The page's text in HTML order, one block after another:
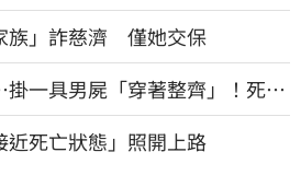
族」詐慈濟 僅她交保
一具男屍「穿著整齊」！死者
近死亡狀態」照開上路